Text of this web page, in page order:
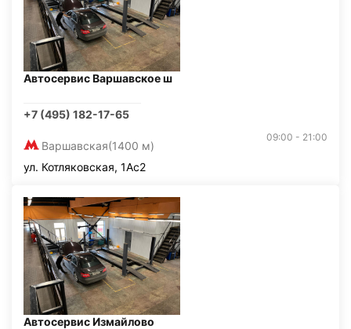
Автосервис Варшавское ш
+7 (495) 182-17-65
Варшавская(1400 м)
09:00 - 21:00
ул. Котляковская, 1Ас2
Автосервис Измайлово